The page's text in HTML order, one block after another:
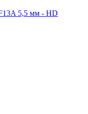
5,5 мм - HD